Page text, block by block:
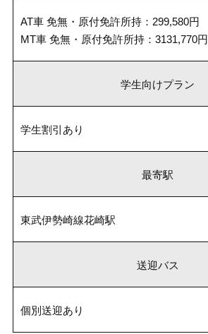
AT車 免無・原付免許所持：299,580円
MT車 免無・原付免許所持：3131,770円
学生向けプラン
学生割引あり
最寄駅
東武伊勢崎線花崎駅
送迎バス
個別送迎あり